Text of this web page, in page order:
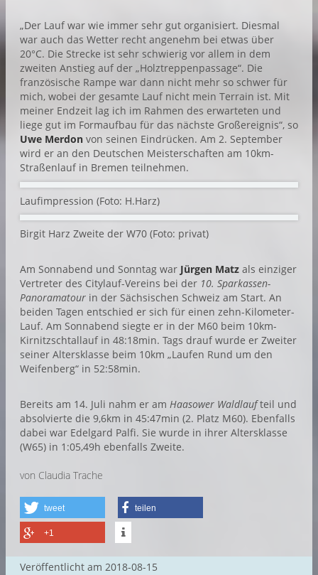
„Der Lauf war wie immer sehr gut organisiert. Diesmal
war auch das Wetter recht angenehm bei etwas über
20°C. Die Strecke ist sehr schwierig vor allem in dem
zweiten Anstieg auf der „Holztreppenpassage“. Die
französische Rampe war dann nicht mehr so schwer für
mich, wobei der gesamte Lauf nicht mein Terrain ist. Mit
meiner Endzeit lag ich im Rahmen des erwarteten und
liege gut im Formaufbau für das nächste Großereignis“, so
Uwe Merdon von seinen Eindrücken. Am 2. September
wird er an den Deutschen Meisterschaften am 10km-
Straßenlauf in Bremen teilnehmen.
Laufimpression (Foto: H.Harz)
Birgit Harz Zweite der W70 (Foto: privat)
Am Sonnabend und Sonntag war Jürgen Matz als einziger
Vertreter des Citylauf-Vereins bei der 10. Sparkassen-
Panoramatour in der Sächsischen Schweiz am Start. An
beiden Tagen entschied er sich für einen zehn-Kilometer-
Lauf. Am Sonnabend siegte er in der M60 beim 10km-
Kirnitzschtallauf in 48:18min. Tags drauf wurde er Zweiter
seiner Altersklasse beim 10km „Laufen Rund um den
Weifenberg“ in 52:58min.
Bereits am 14. Juli nahm er am Haasower Waldlaufteil und
absolvierte die 9,6km in 45:47min (2. Platz M60). Ebenfalls
dabei war Edelgard Palfi. Sie wurde in ihrer Altersklasse
(W65) in 1:05,49h ebenfalls Zweite.
von Claudia Trache
tweet teilen
+1
Veröffentlicht am 2018-08-15